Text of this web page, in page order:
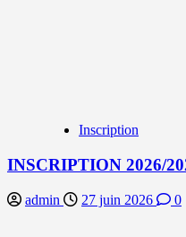
Inscription
INSCRIPTION 2026/
admin 27 juin 2026 0